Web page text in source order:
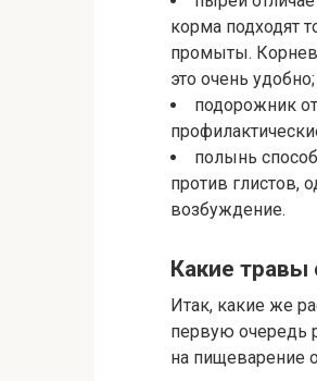
корма подходят
промыты.
это очень удобно;
подорожник
полынь
против глистов,
возбуждение.
Какие травы
Итак, какие же
первую очередь
на пищеварение